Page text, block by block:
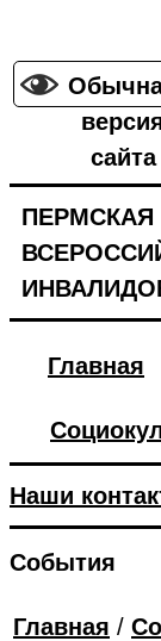
сайта
ПЕРМСКАЯ
Главная
Наши
События
Главная /